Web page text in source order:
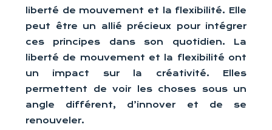
liberté de mouvement et la flexibilité. Elle
peut être un allié précieux pour intégrer
ces principes dans son quotidien. La
liberté de mouvement et la flexibilité ont
un impact sur la créativité. Elles
permettent de voir les choses sous un
angle différent, d’innover et de se
renouveler.